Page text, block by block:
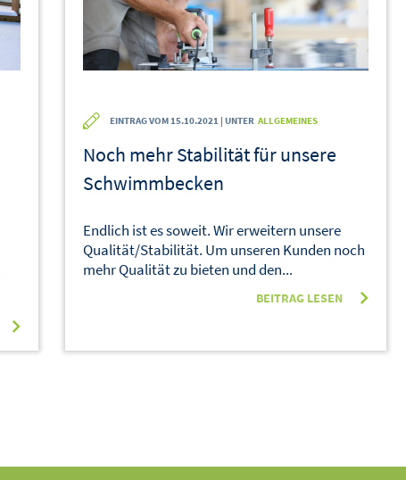
EINTRAG VOM 15.10.2021 | UNTER ALLGEMEINES
Noch mehr Stabilität für unsere
Schwimmbecken
Endlich ist es soweit. Wir erweitern unsere
Qualität/Stabilität. Um unseren Kunden noch
mehr Qualität zu bieten und den...
BEITRAG LESEN